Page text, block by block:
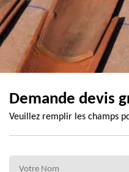
Demande devis
Veuillez remplir les champs